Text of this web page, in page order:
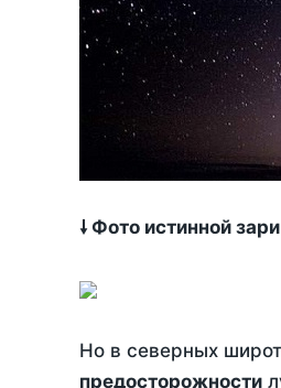
🠗 Фото истинной
Но в северных
предосторожности